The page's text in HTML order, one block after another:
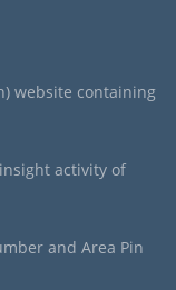
website containing
activity of
and Area Pin